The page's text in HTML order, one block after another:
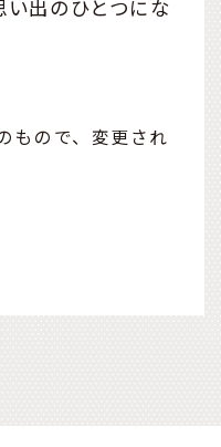
出のひとつにな
もので、変更され